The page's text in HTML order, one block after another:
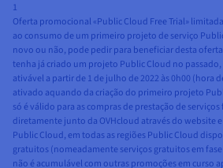
1
Oferta promocional «Public Cloud Free Trial»
ao consumo de um primeiro projeto de serviço
novo ou não, pode pedir para beneficiar desta
tenha já criado um projeto Public Cloud no
ativável a partir de 1 de julho de 2022 às 0h00 (hora
ativado aquando da criação do primeiro projeto
só é válido para as compras de prestação de
diretamente junto da OVHcloud através do website
Public Cloud, em todas as regiões Public Cloud
gratuitos (nomeadamente serviços gratuitos em
não é acumulável com outras promoções em curso